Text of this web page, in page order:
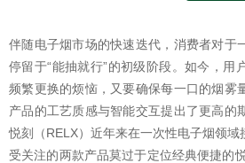
伴随电子烟市场的快速迭代，消费者对于
停留于“能抽就行”的初级阶段。如今，用
频繁更换的烦恼，又要确保每一口的烟雾
产品的工艺质感与智能交互提出了更高的
悦刻（RELX）近年来在一次性电子烟领域
受关注的两款产品莫过于定位经典便捷的